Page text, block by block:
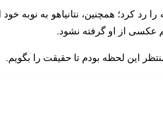
کرد؛ همچنین، نتانیاهو به نوبه
عکسی از او گرفته نشود.